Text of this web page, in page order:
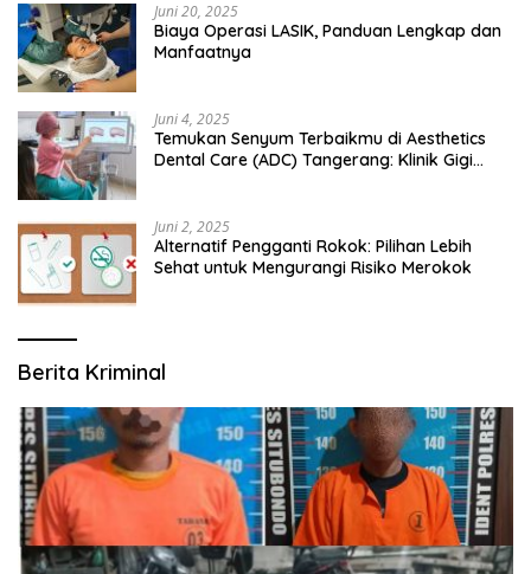
Juni 20, 2025
Biaya Operasi LASIK, Panduan Lengkap dan
Manfaatnya
Juni 4, 2025
Temukan Senyum Terbaikmu di Aesthetics
Dental Care (ADC) Tangerang: Klinik Gigi
Juni 2, 2025
Alternatif Pengganti Rokok: Pilihan Lebih
Sehat untuk Mengurangi Risiko Merokok
Berita Kriminal